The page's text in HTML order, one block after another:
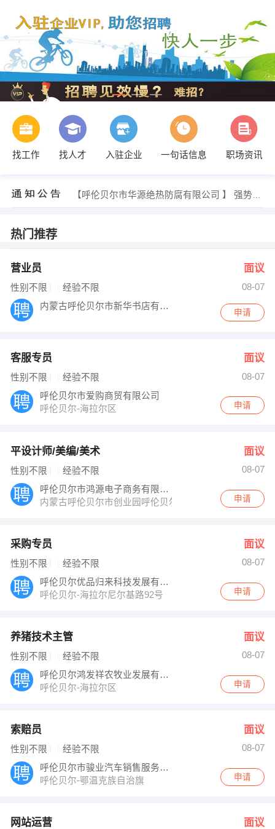
找工作 找人才 入驻企业 一句话信息
职场资讯
【呼伦贝尔市华源绝热防腐有限公司 】 强势入驻
韩主任 发布 [养猪技术主管 ] 招聘信息
热门推荐
营业员 面议
性别不限 经验不限
08-07
内蒙古呼伦贝尔市新华书店有限公司
申请
客服专员 面议
性别不限 经验不限
08-07
呼伦贝尔市爱购商贸有限公司
呼伦贝尔-海拉尔区
申请
平设计师/美编/美术 面议
性别不限 经验不限
08-07
呼伦贝尔市鸿源电子商务有限责任公司
内蒙古呼伦贝尔市创业园呼伦贝尔市体院馆116门市
申请
采购专员 面议
性别不限 经验不限
08-07
呼伦贝尔优品归来科技发展有限公司
呼伦贝尔-海拉尔尼尔基路92号
申请
养猪技术主管 面议
性别不限 经验不限
08-07
呼伦贝尔鸿发祥农牧业发展有限公司
呼伦贝尔-海拉尔区
申请
索赔员 面议
性别不限 经验不限
08-07
呼伦贝尔市骏业汽车销售服务有限公司
呼伦贝尔-鄂温克族自治旗
申请
网站运营 面议